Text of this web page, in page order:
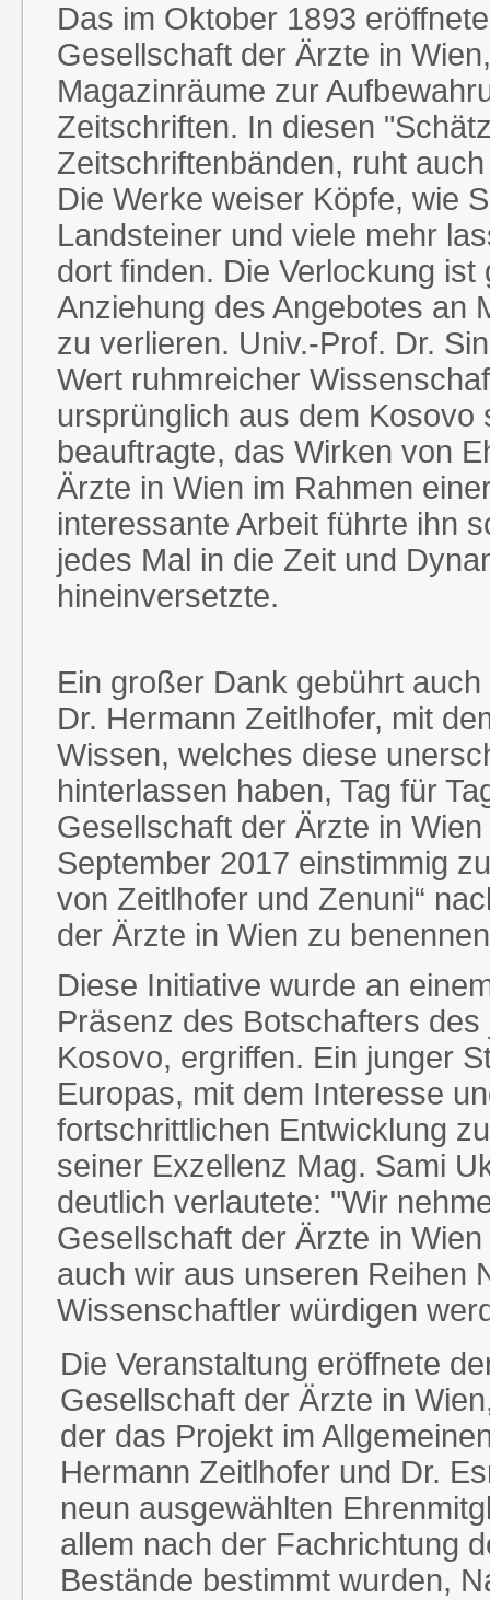
Das im Oktober 1893
Gesellschaft der Ärzte in
Magazinräume zur
Zeitschriften. In diesen
Zeitschriftenbänden, ruht
Die Werke weiser Köpfe, wie
Landsteiner und viele mehr
dort finden. Die Verlockung
Anziehung des Angebotes an
zu verlieren. Univ.-Prof. Dr.
Wert ruhmreicher
ursprünglich aus dem
beauftragte, das Wirken von
Ärzte in Wien im Rahmen
interessante Arbeit führte ihn
jedes Mal in die Zeit und
hineinversetzte.
Ein großer Dank gebührt
Dr. Hermann Zeitlhofer, mit
Wissen, welches diese
hinterlassen haben, Tag für
Gesellschaft der Ärzte in
September 2017 einstimmig
von Zeitlhofer und Zenuni“
der Ärzte in Wien zu
Diese Initiative wurde an
Präsenz des Botschafters
Kosovo, ergriffen. Ein junger
Europas, mit dem Interesse
fortschrittlichen Entwicklung
seiner Exzellenz Mag. Sami
deutlich verlautete: "Wir
Gesellschaft der Ärzte in
auch wir aus unseren Reihen
Wissenschaftler würdigen
Die Veranstaltung eröffnete
Gesellschaft der Ärzte in
der das Projekt im
Hermann Zeitlhofer und Dr.
neun ausgewählten
allem nach der Fachrichtung
Bestände bestimmt wurden,